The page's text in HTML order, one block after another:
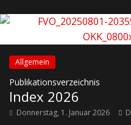
Allgemein
Publikationsverzeichnis
Index 2026
Donnerstag, 1. Januar 2026